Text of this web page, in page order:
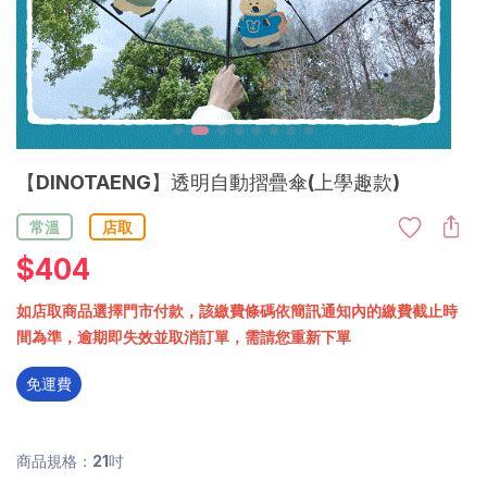
【DINOTAENG】透明自動摺疊傘(上學趣款)
常溫 店取
$404
如店取商品選擇門市付款，該繳費條碼依簡訊通知內的繳費截止時
間為準，逾期即失效並取消訂單，需請您重新下單
免運費
商品規格：21吋